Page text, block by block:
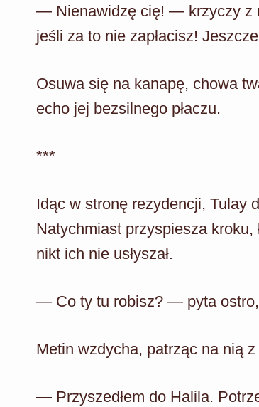
— Nienawidzę cię! — krzyczy z
jeśli za to nie zapłacisz!
Osuwa się na kanapę, chowa
echo jej bezsilnego płaczu.
***
Idąc w stronę rezydencji, Tulay
Natychmiast przyspiesza
nikt ich nie usłyszał.
— Co ty tu robisz? — pyta
Metin wzdycha, patrząc na nią
— Przyszedłem do Halila.